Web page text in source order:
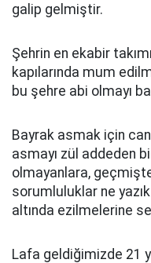
galip gelmiştir.
Şehrin en ekabir
kapılarında mum
bu şehre abi olmayı
Bayrak asmak için
asmayı zül addeden
olmayanlara,
sorumluluklar ne
altında ezilmelerine
Lafa geldiğimizde 21